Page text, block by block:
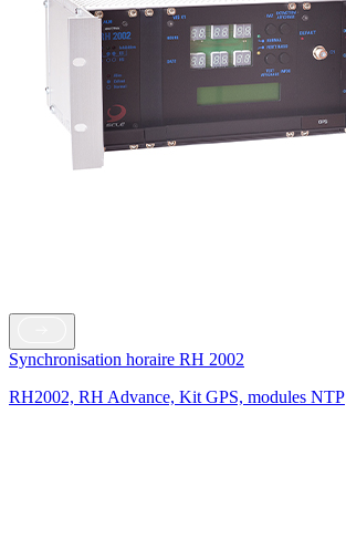
Synchronisation horaire RH 2002
RH2002, RH Advance, Kit GPS, modules NTP